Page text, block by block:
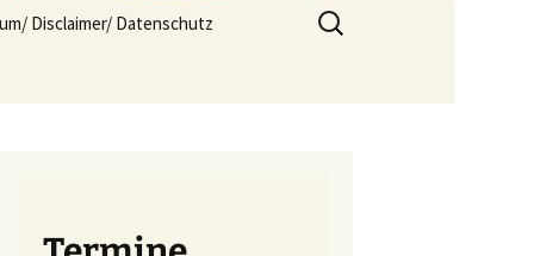
Disclaimer/ Datenschutz
Suchen
nach: